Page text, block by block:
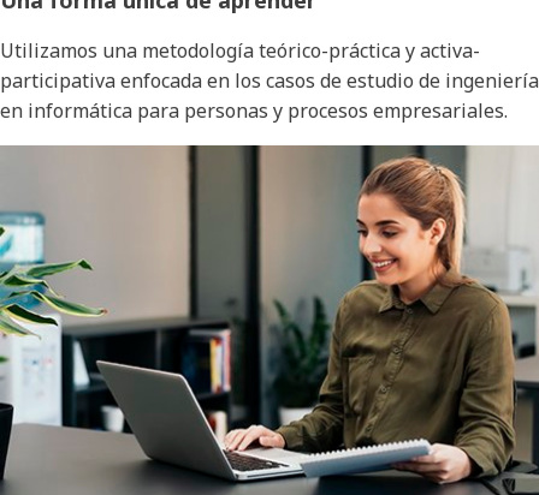
Utilizamos una metodología teórico-práctica y activa-
participativa enfocada en los casos de estudio de ingeniería
en informática para personas y procesos empresariales.